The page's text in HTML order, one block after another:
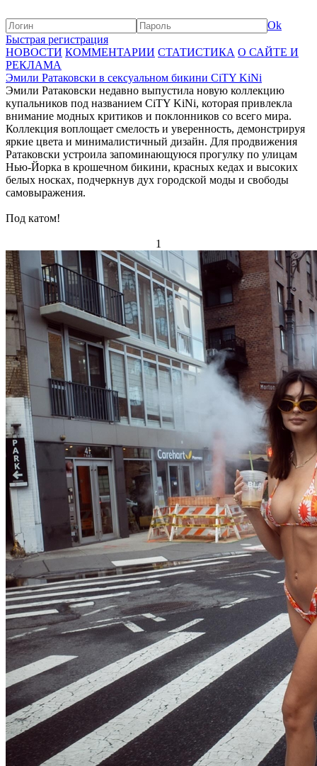
Ok
Быстрая регистрация
НОВОСТИ КОММЕНТАРИИ СТАТИСТИКА О САЙТЕ И
РЕКЛАМА
Эмили Ратаковски в сексуальном бикини CiTY KiNi
Эмили Ратаковски недавно выпустила новую коллекцию
купальников под названием CiTY KiNi, которая привлекла
внимание модных критиков и поклонников со всего мира.
Коллекция воплощает смелость и уверенность, демонстрируя
яркие цвета и минималистичный дизайн. Для продвижения
Ратаковски устроила запоминающуюся прогулку по улицам
Нью-Йорка в крошечном бикини, красных кедах и высоких
белых носках, подчеркнув дух городской моды и свободы
самовыражения.
Под катом!
1